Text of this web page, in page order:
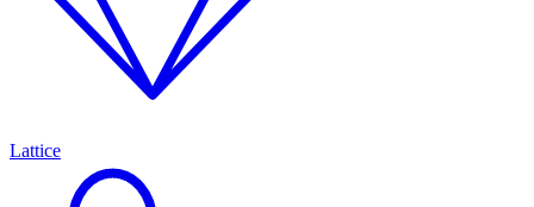
Lattice